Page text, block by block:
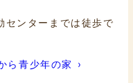
センターまでは徒歩で